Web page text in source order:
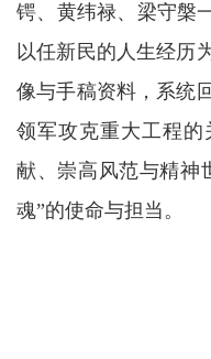
锷、黄纬禄、梁守槃
以任新民的人生经历
像与手稿资料，系统
领军攻克重大工程
献、崇高风范与精神
魂”的使命与担当。